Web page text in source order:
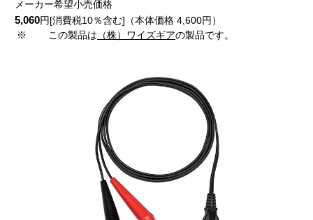
メーカー希望小売価格
5,060円[消費税10％含む]（本体価格 4,600円）
※
この製品は （株）ワイズギアの製品です。